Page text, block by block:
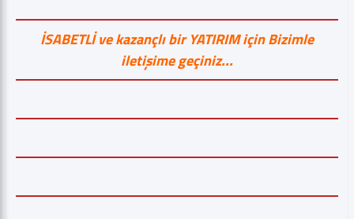
İSABETLİ ve kazançlı bir YATIRIM için Bizimle
iletişime geçiniz...